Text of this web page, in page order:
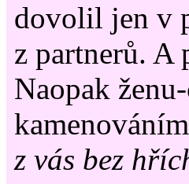
dovolil jen v
z partnerů. A
Naopak
z vás bez